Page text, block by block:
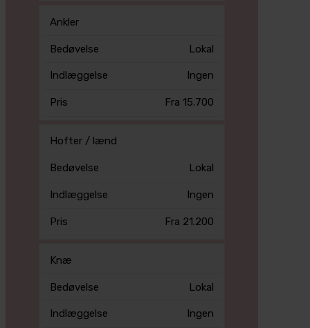
Ankler
Lokal
Ingen
Fra 15.700
Hofter / lænd
Lokal
Ingen
Fra 21.200
Knæ
Lokal
Ingen